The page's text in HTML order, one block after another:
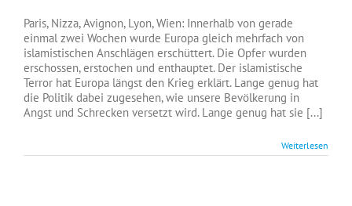
Europa
muss
sich
jetzt
verteidigen!
+++
Paris, Nizza, Avignon, Lyon, Wien: Innerhalb von gerade
einmal zwei Wochen wurde Europa gleich mehrfach von
islamistischen Anschlägen erschüttert. Die Opfer wurden
erschossen, erstochen und enthauptet. Der islamistische
Terror hat Europa längst den Krieg erklärt. Lange genug hat
die Politik dabei zugesehen, wie unsere Bevölkerung in
Angst und Schrecken versetzt wird. Lange genug hat sie [...]
Weiterlesen